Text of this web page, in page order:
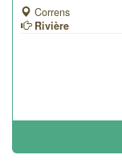
Correns
Rivière